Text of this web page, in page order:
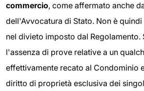
commercio, come affermato anche
dell'Avvocatura di Stato. Non è
nel divieto imposto dal Regolamento.
l'assenza di prove relative a un
effettivamente recato al Condominio
diritto di proprietà esclusiva dei